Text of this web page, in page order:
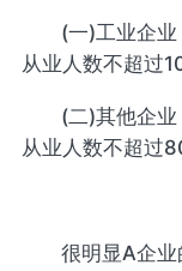
(一)工业企
从业人数不超过
(二)其他企
从业人数不超过
很明显A企